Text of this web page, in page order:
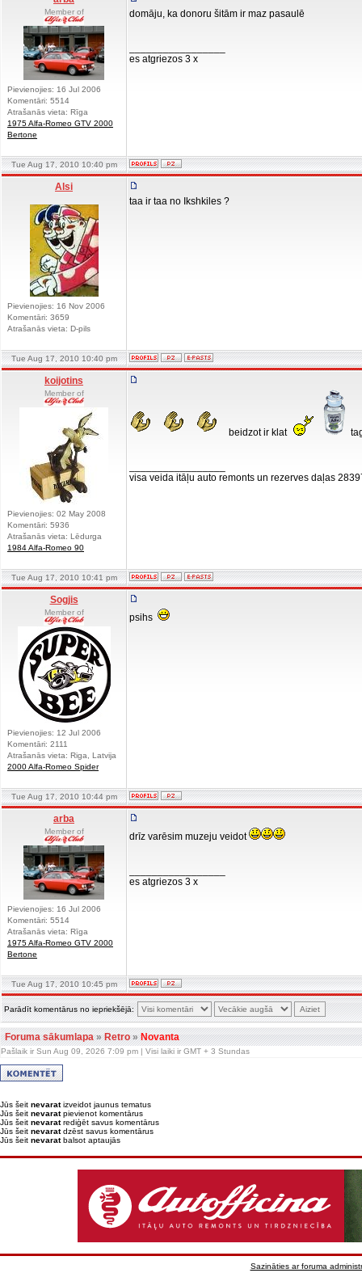
Member of
Pievienojies: 16 Jul 2006
Komentāri: 5514
Atrašanās vieta: Rīga
1975 Alfa-Romeo GTV 2000
Bertone
domāju, ka donoru šitām ir maz pasaulē
es atgriezos 3 x
Tue Aug 17, 2010 10:40 pm
Alsi
Pievienojies: 16 Nov 2006
Komentāri: 3659
Atrašanās vieta: D-pils
taa ir taa no Ikshkiles ?
Tue Aug 17, 2010 10:40 pm
koijotins
Member of
Pievienojies: 02 May 2008
Komentāri: 5936
Atrašanās vieta: Lēdurga
1984 Alfa-Romeo 90
beidzot ir klat
visa veida itāļu auto remonts un rezerves daļas
Tue Aug 17, 2010 10:41 pm
Sogjis
Member of
Pievienojies: 12 Jul 2006
Komentāri: 2111
Atrašanās vieta: Riga, Latvija
2000 Alfa-Romeo Spider
psihs
Tue Aug 17, 2010 10:44 pm
arba
Member of
Pievienojies: 16 Jul 2006
Komentāri: 5514
Atrašanās vieta: Rīga
1975 Alfa-Romeo GTV 2000
Bertone
drīz varēsim muzeju veidot
es atgriezos 3 x
Tue Aug 17, 2010 10:45 pm
Parādīt komentārus no iepriekšējā:
Foruma sākumlapa»Retro»Novanta
Pašlaik ir Sun Aug 09, 2026 7:09 pm | Visi laiki ir GMT + 3 Stundas
Jūs šeit nevaratizveidot jaunus tematus
Jūs šeit nevaratpievienot komentārus
Jūs šeit nevaratrediģēt savus komentārus
Jūs šeit nevaratdzēst savus komentārus
Jūs šeit nevaratbalsot aptaujās
Sazināties ar foruma